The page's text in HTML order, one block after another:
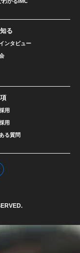
わかるIMC
る
ンタビュー
用
用
る質問